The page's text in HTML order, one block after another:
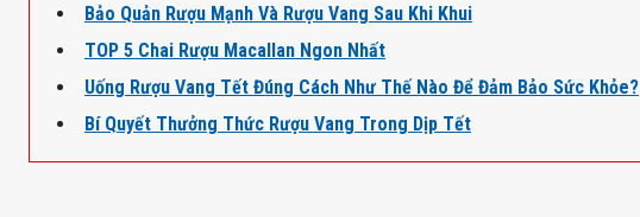
Bảo Quản Rượu Mạnh Và Rượu Vang Sau Khi Khui
TOP 5 Chai Rượu Macallan Ngon Nhất
Uống Rượu Vang Tết Đúng Cách Như Thế Nào Để Đảm Bảo Sức Khỏe?
Bí Quyết Thưởng Thức Rượu Vang Trong Dịp Tết